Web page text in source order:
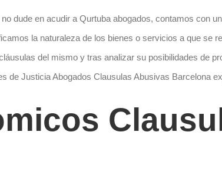
dude en acudir a Qurtuba abogados, contamos con
la naturaleza de los bienes o servicios a que se
del mismo y tras analizar su posibilidades de
de Justicia Abogados Clausulas Abusivas Barcelona